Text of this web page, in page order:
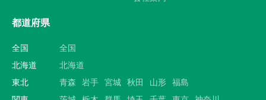
都道府県
全国
全国
北海道
北海道
東北
青森 岩手 宮城 秋田 山形 福島